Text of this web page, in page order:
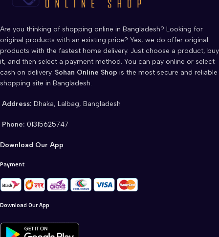
Are you thinking of shopping online in Bangladesh? Looking for
original products with an existing price? Yes, we do offer original
products with the fastest home delivery. Just choose a product, buy
it, and then select a payment method. You can pay online or select
cash on delivery. Sohan Online Shop is the most secure and reliable
shopping site in Bangladesh.
Address: Dhaka, Lalbag, Bangladesh
Phone: 01315625747
Download Our App
Payment
Download Our App